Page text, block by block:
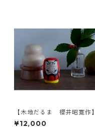
【木地だるま 櫻井昭寛作】
昭二型 黄色土台 1-b
¥12,000